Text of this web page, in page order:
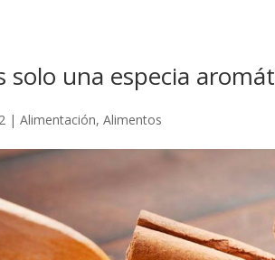
solo una especia
| Alimentación, Alimentos